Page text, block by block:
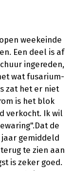
weekeinde
Een deel is af
ingereden,
wat fusarium-
zat het er niet
is het blok
verkocht. Ik wil
de
gemiddeld
te zien aan
is zeker goed.